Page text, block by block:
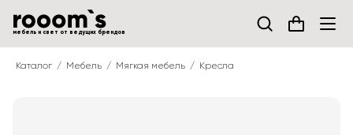
мебель и свет от ведущих брендов
Каталог Мебель Мягкая мебель Кресла